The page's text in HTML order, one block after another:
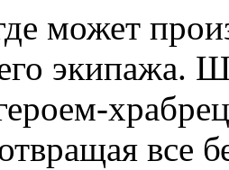
может
экипажа.
все